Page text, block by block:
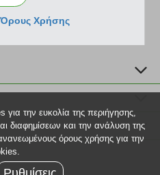
newsletter
Όρους Χρήσης
για την ευκολία της περιήγησης,
διαφημίσεων και την ανάλυση της
όρους χρήσης για την